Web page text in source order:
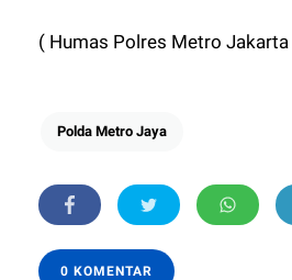
( Humas Polres Metro Jakarta
Polda Metro Jaya
0 KOMENTAR